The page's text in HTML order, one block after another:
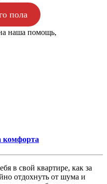
пола
наша помощь,
комфорта
в свой квартире, как за
отдохнуть от шума и